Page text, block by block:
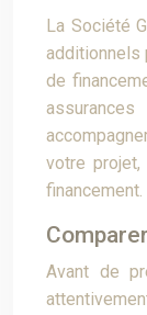
La Société
additionnels
de
votre
financement.
Avant de